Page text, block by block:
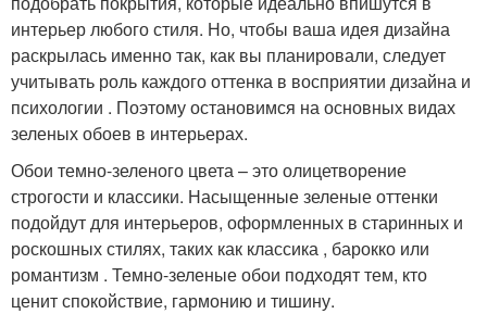
интерьер любого стиля. Но, чтобы ваша идея дизайна
раскрылась именно так, как вы планировали, следует
учитывать роль каждого оттенка в восприятии дизайна и
психологии . Поэтому остановимся на основных видах
зеленых обоев в интерьерах.
Обои темно-зеленого цвета – это олицетворение
строгости и классики. Насыщенные зеленые оттенки
подойдут для интерьеров, оформленных в старинных и
роскошных стилях, таких как классика , барокко или
романтизм . Темно-зеленые обои подходят тем, кто
ценит спокойствие, гармонию и тишину.